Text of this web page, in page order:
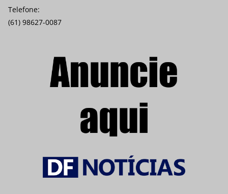
Telefone:
(61) 98627-0087